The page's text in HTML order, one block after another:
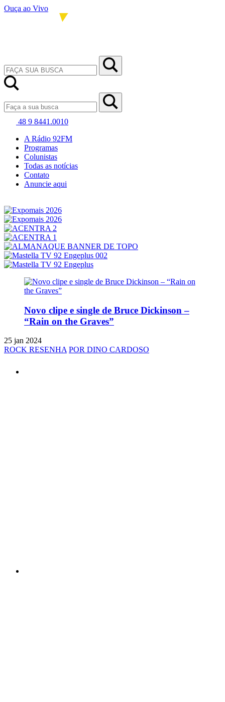
Ouça ao Vivo
48 9 8441.0010
A Rádio 92FM
Programas
Colunistas
Todas as notícias
Contato
Anuncie aqui
Novo clipe e single de Bruce Dickinson –
“Rain on the Graves”
25 jan 2024
ROCK RESENHA POR DINO CARDOSO